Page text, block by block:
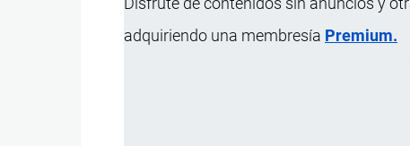
adquiriendo una membresía Premium.
Áreas geográficas debidamente